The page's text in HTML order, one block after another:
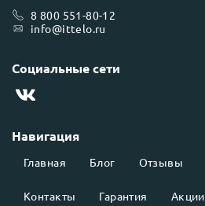
Навигация
Главная Блог Отзывы
Контакты Гарантия Акции
8 800 551-80-12
info@ittelo.ru
Социальные сети